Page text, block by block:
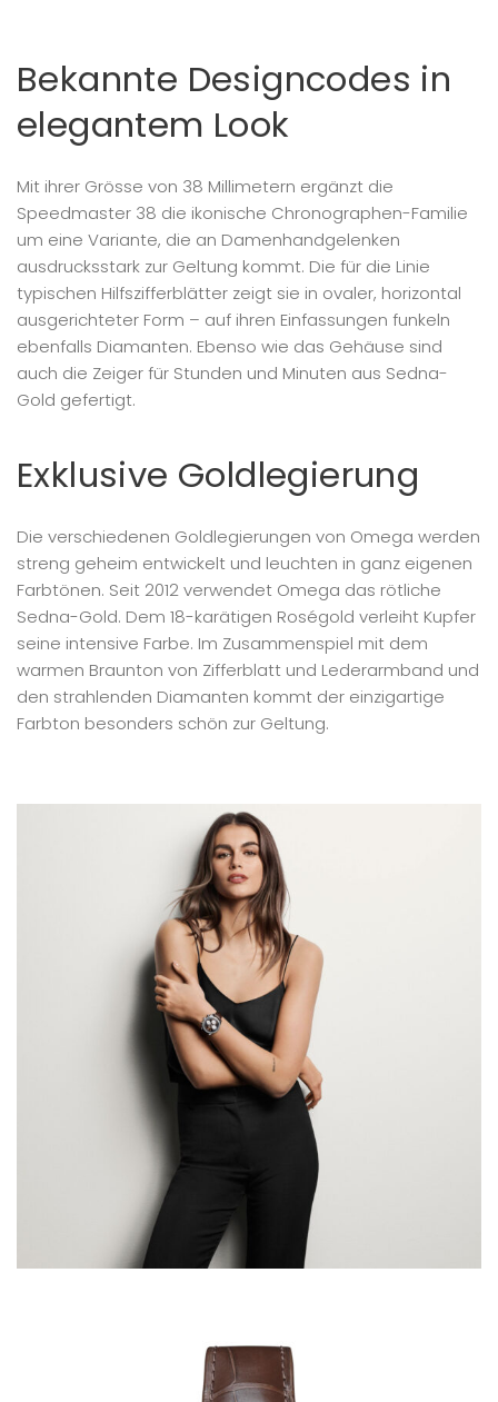
Bekannte Designcodes in
elegantem Look
Mit ihrer Grösse von 38 Millimetern ergänzt die
Speedmaster 38 die ikonische Chronographen-Familie
um eine Variante, die an Damenhandgelenken
ausdrucksstark zur Geltung kommt. Die für die Linie
typischen Hilfszifferblätter zeigt sie in ovaler, horizontal
ausgerichteter Form – auf ihren Einfassungen funkeln
ebenfalls Diamanten. Ebenso wie das Gehäuse sind
auch die Zeiger für Stunden und Minuten aus Sedna-
Gold gefertigt.
Exklusive Goldlegierung
Die verschiedenen Goldlegierungen von Omega werden
streng geheim entwickelt und leuchten in ganz eigenen
Farbtönen. Seit 2012 verwendet Omega das rötliche
Sedna-Gold. Dem 18-karätigen Roségold verleiht Kupfer
seine intensive Farbe. Im Zusammenspiel mit dem
warmen Braunton von Zifferblatt und Lederarmband und
den strahlenden Diamanten kommt der einzigartige
Farbton besonders schön zur Geltung.